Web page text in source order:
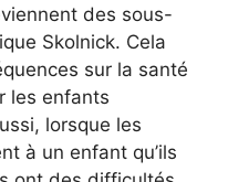
des sous-
Skolnick. Cela
sur la santé
les enfants
lorsque les
à un enfant qu’ils